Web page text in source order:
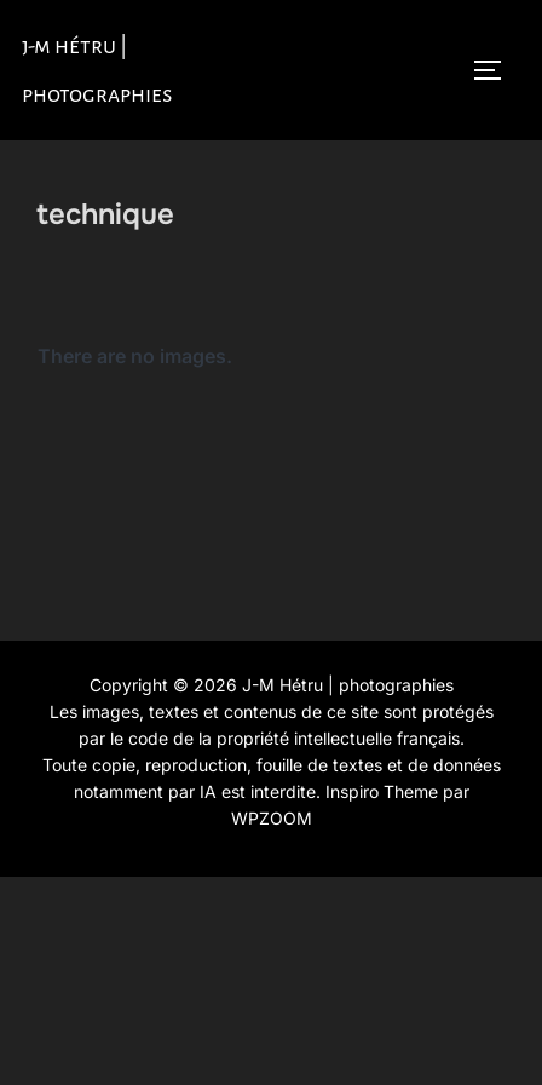
contenu
j-m hétru |
photographies
technique
There are no images.
Copyright © 2026 J-M Hétru | photographies
Les images, textes et contenus de ce site sont protégés
par le code de la propriété intellectuelle français.
Toute copie, reproduction, fouille de textes et de données
notamment par IA est interdite. Inspiro Themepar
WPZOOM